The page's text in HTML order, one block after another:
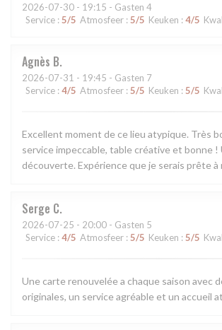
2026-07-30 - 19:15 - Gasten 4
Service : 5/5 Atmosfeer : 5/5 Keuken : 4/5
Agnès B
2026-07-31 - 19:45 - Gasten 7
Service : 4/5 Atmosfeer : 5/5 Keuken : 5/5
Excellent moment de ce lieu atypique. Très
service impeccable, table créative et bonne !
découverte. Expérience que je serais prête
Serge C
2026-07-25 - 20:00 - Gasten 5
Service : 4/5 Atmosfeer : 5/5 Keuken : 5/5
Une carte renouvelée a chaque saison avec
originales, un service agréable et un accueil